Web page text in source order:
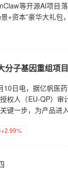
等开源AI项目
+资本”豪华大礼包
分子基因重组项
10日电，据亿帆医
权人（EU-QP）审
键一步，为产品进
+2.99%